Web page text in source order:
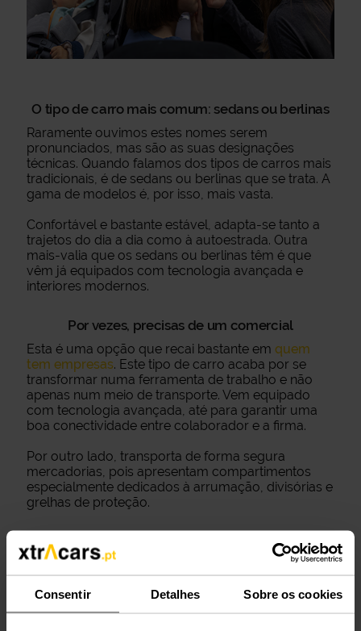
Consentir Detalhes Sobre os cookies
O tipo de carro mais comum: sedans ou berlinas
Raramente ouvimos estes nomes serem
pronunciados, mas são as suas designações
técnicas. Quando falamos dos tipos de carros mais
tradicionais, é de sedans ou berlinas que se trata. A
gama de modelos é, por isso, mais vasta.
Confortável e bastante estável, adapta-se tanto a
trajetos do dia a dia como à autoestrada. Outra
mais-valia que os sedans ou berlinas têm é que
vêm já equipados com tecnologia avançada e
interiores modernos.
Por vezes, precisas de um comercial
Esta é uma opção que recai bastante em quem
tem empresas. Este tipo de carro acaba por se
transformar numa ferramenta de trabalho e não
apenas num meio de transporte. Vem equipado
com tecnologia avançada, até para garantir uma
boa conectividade entre colaborador e a firma.
Por outro lado, transporta de forma segura
mercadorias, pois apresentam compartimentos
especialmente dedicados à arrumação, divisórias e
grelhas de proteção.
Emoções fortes? Um desportivo!
Um tipo de carro desportivo é sempre uma opção
para quem vê na condução algo mais que uma
deslocação do ponto A para o ponto B. À habitual
performance, estes veículos permitem que te